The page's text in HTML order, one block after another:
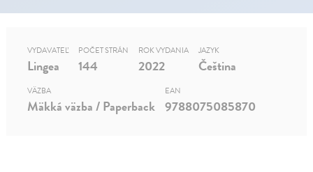
VYDAVATEĽ
Lingea
POČET STRÁN
144
ROK VYDANIA
2022
JAZYK
Čeština
VÄZBA
Mäkká väzba / Paperback
EAN
9788075085870